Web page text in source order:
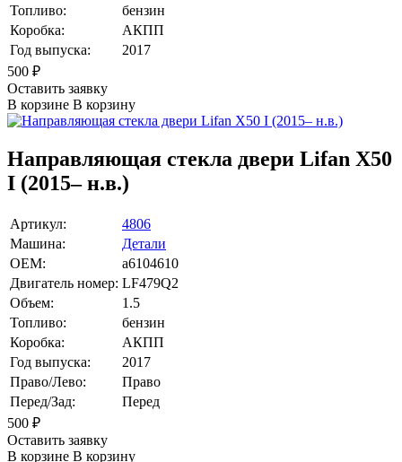
Топливо:
бензин
Коробка:
АКПП
Год выпуска:
2017
500 ₽
Оставить заявку
В корзине В корзину
Направляющая стекла двери Lifan X50
I (2015– н.в.)
Артикул:
4806
Машина:
Детали
OEM:
a6104610
Двигатель номер: LF479Q2
Объем:
1.5
Топливо:
бензин
Коробка:
АКПП
Год выпуска:
2017
Право/Лево:
Право
Перед/Зад:
Перед
500 ₽
Оставить заявку
В корзине В корзину